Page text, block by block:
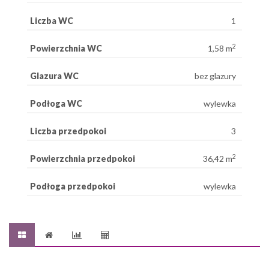
Liczba WC 1
Powierzchnia WC 1,58 m2
Glazura WC bez glazury
Podłoga WC wylewka
Liczba przedpokoi 3
Powierzchnia przedpokoi 36,42 m2
Podłoga przedpokoi wylewka